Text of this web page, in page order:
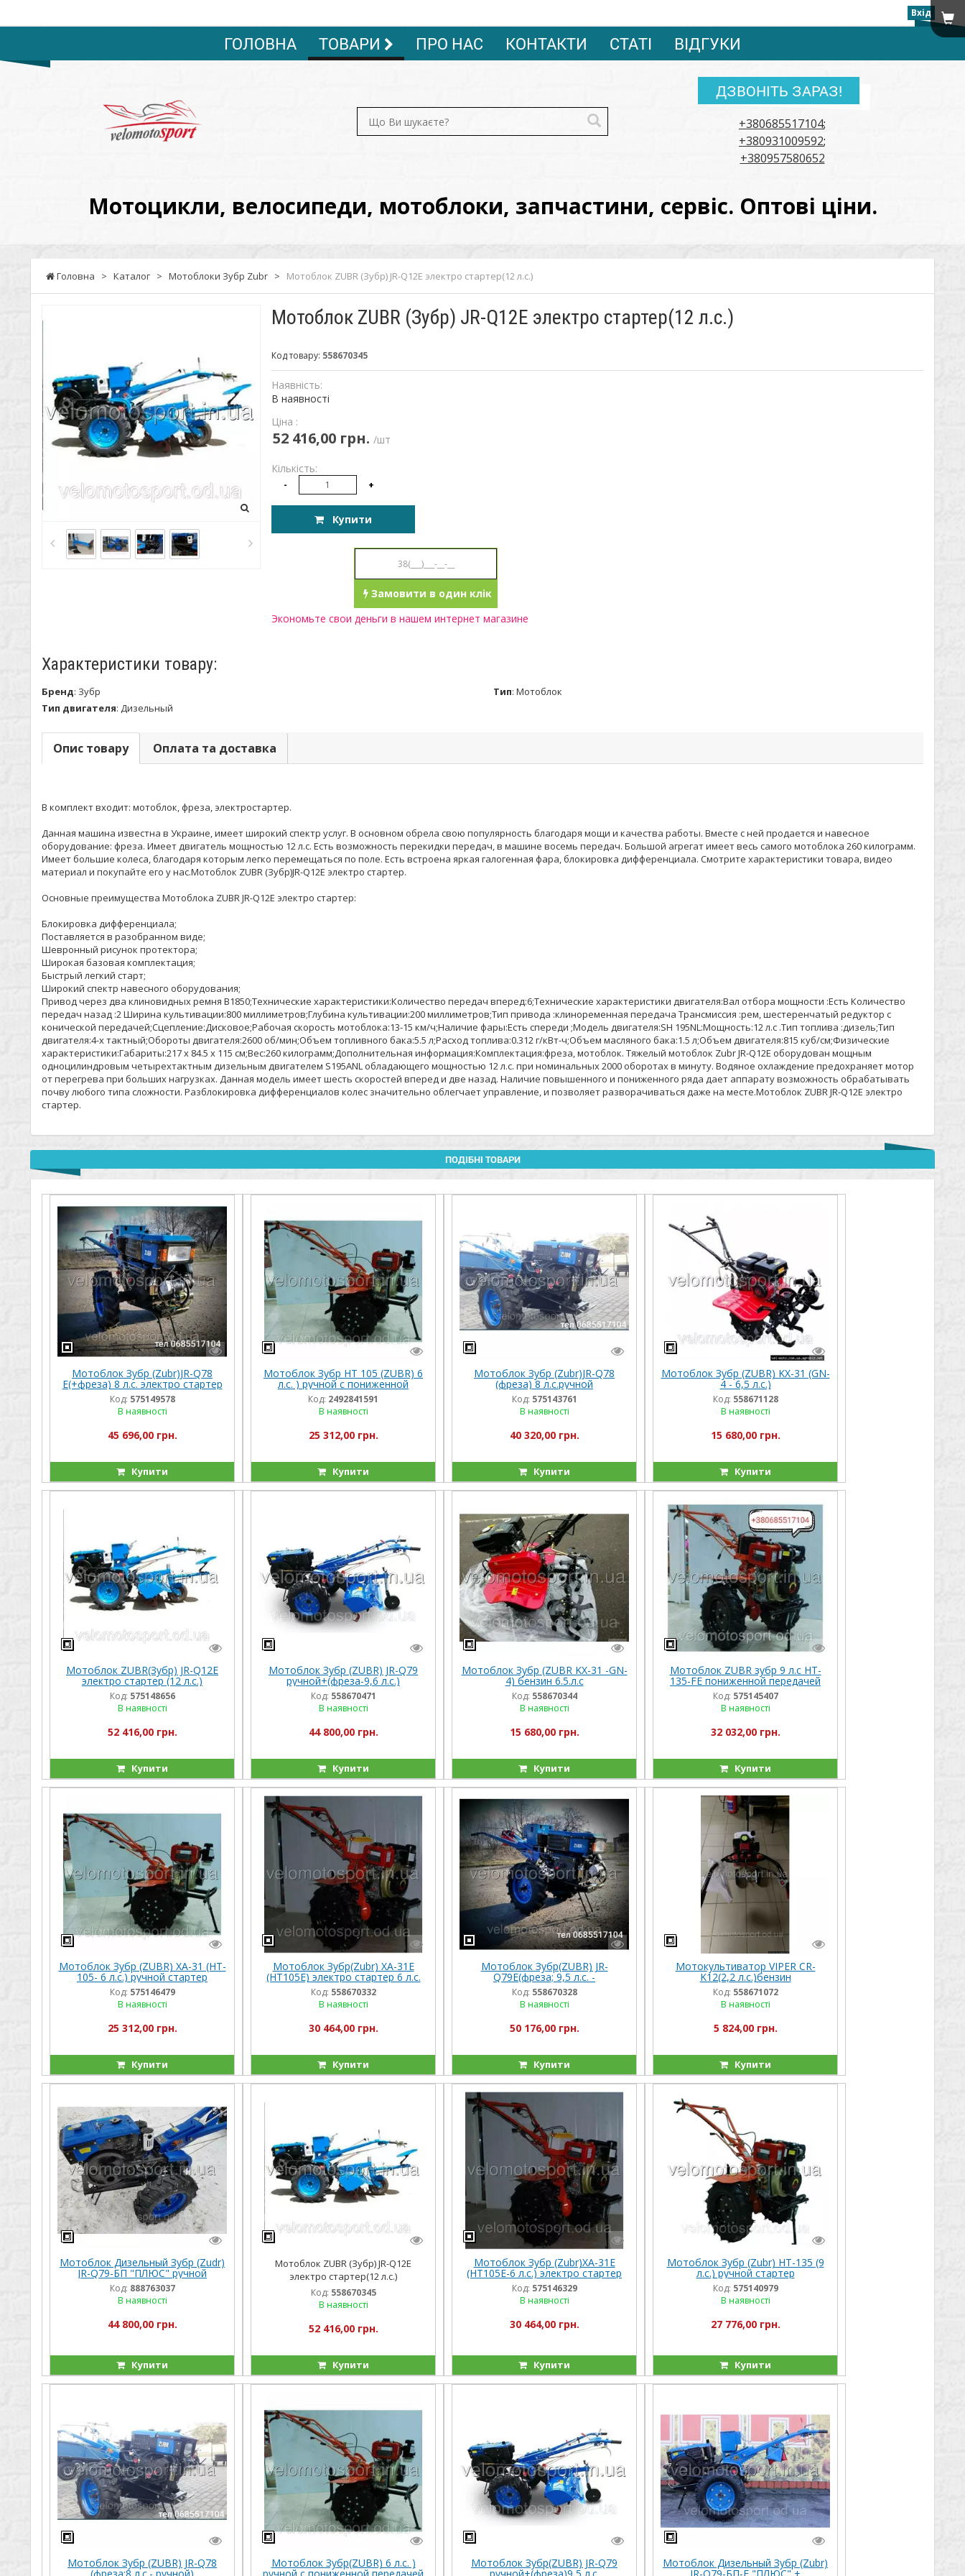
Вхід
ГОЛОВНА ТОВАРИ ПРО НАС КОНТАКТИ СТАТІ ВІДГУКИ
Мотоцикли,
запчастини,
Оптові
ціни.
ДЗВОНІТЬ ЗАРАЗ!
+380685517104;
+380931009592;
+380957580652
Мотоцикли, велосипеди, мотоблоки, запчастини, сервіс. Оптові ціни.
Головна > Каталог > Мотоблоки Зубр Zubr > Мотоблок ZUBR (Зубр) JR-Q12E электро стартер(12 л.с.)
Мотоблок ZUBR (Зубр) JR-Q12E электро стартер(12 л.с.)
Код товару: 558670345
Наявність:
В наявності
Ціна :
52 416,00 грн. /шт
Кількість:
- +
Купити
Замовити в один клік
Экономьте свои деньги в нашем интернет магазине
Характеристики товару:
Бренд: Зубр Тип: Мотоблок
Тип двигателя: Дизельный
Опис товару Оплата та доставка
В комплект входит: мотоблок, фреза, электростартер.
Данная машина известна в Украине, имеет широкий спектр услуг. В основном обрела свою популярность благодаря мощи и качества работы. Вместе с ней продается и навесное
оборудование: фреза. Имеет двигатель мощностью 12 л.с. Есть возможность перекидки передач, в машине восемь передач. Большой агрегат имеет весь самого мотоблока 260 килограмм.
Имеет большие колеса, благодаря которым легко перемещаться по поле. Есть встроена яркая галогенная фара, блокировка дифференциала. Смотрите характеристики товара, видео
материал и покупайте его у нас.Мотоблок ZUBR (Зубр)JR-Q12E электро стартер.
Основные преимущества Мотоблока ZUBR JR-Q12E электро стартер:
Блокировка дифференциала;
Поставляется в разобранном виде;
Шевронный рисунок протектора;
Широкая базовая комплектация;
Быстрый легкий старт;
Широкий спектр навесного оборудования;
Привод через два клиновидных ремня B1850;Технические характеристики:Количество передач вперед:6;Технические характеристики двигателя:Вал отбора мощности :Есть Количество
передач назад :2 Ширина культивации:800 миллиметров;Глубина культивации:200 миллиметров;Тип привода :клиноременная передача Трансмиссия :рем, шестеренчатый редуктор с
конической передачей;Сцепление:Дисковое;Рабочая скорость мотоблока:13-15 км/ч;Наличие фары:Есть спереди ;Модель двигателя:SH 195NL:Мощность:12 л.с .Тип топлива :дизель;Тип
двигателя:4-х тактный;Обороты двигателя:2600 об/мин;Объем топливного бака:5.5 л;Расход топлива:0.312 г/кВт-ч;Объем масляного бака:1.5 л;Объем двигателя:815 куб/см;Физические
характеристики:Габариты:217 х 84.5 х 115 см;Вес:260 килограмм;Дополнительная информация:Комплектация:фреза, мотоблок. Тяжелый мотоблок Zubr JR-Q12E оборудован мощным
одноцилиндровым четырехтактным дизельным двигателем S195ANL обладающего мощностью 12 л.с. при номинальных 2000 оборотах в минуту. Водяное охлаждение предохраняет мотор
от перегрева при больших нагрузках. Данная модель имеет шесть скоростей вперед и две назад. Наличие повышенного и пониженного ряда дает аппарату возможность обрабатывать
почву любого типа сложности. Разблокировка дифференциалов колес значительно облегчает управление, и позволяет разворачиваться даже на месте.Мотоблок ZUBR JR-Q12E электро
стартер.
ПОДІБНІ ТОВАРИ
Мотоблок Зубр (Zubr)JR-Q78
Е(+фреза) 8 л.с. электро стартер
Код: 575149578
В наявності
45 696,00 грн.
Купити
Мотоблок Зубр HT 105 (ZUBR) 6
л.с. ) ручной с пониженной
передачей
Код: 2492841591
В наявності
25 312,00 грн.
Купити
Мотоблок Зубр (Zubr)JR-Q78
(фреза) 8 л.с.ручной
Код: 575143761
В наявності
40 320,00 грн.
Купити
Мотоблок Зубр (ZUBR) KX-31 (GN-
4 - 6,5 л.с.)
Код: 558671128
В наявності
15 680,00 грн.
Купити
Мотоблок ZUBR(Зубр) JR-Q12E
электро стартер (12 л.с.)
Код: 575148656
В наявності
52 416,00 грн.
Купити
Мотоблок Зубр (ZUBR) JR-Q79
ручной+(фреза-9,6 л.с.)
Код: 558670471
В наявності
44 800,00 грн.
Купити
Мотоблок Зубр (ZUBR KX-31 -GN-
4) бензин 6.5.л.с
Код: 558670344
В наявності
15 680,00 грн.
Купити
Мотоблок ZUBR зубр 9 л.с HT-
135-FE пониженной передачей
3+1
Код: 575145407
В наявності
32 032,00 грн.
Купити
Мотоблок Зубр (ZUBR) XA-31 (HT-
105- 6 л.с.) ручной стартер
Код: 575146479
В наявності
25 312,00 грн.
Купити
Мотоблок Зубр(Zubr) XA-31E
(HT105E) электро стартер 6 л.с.
Код: 558670332
В наявності
30 464,00 грн.
Купити
Мотоблок Зубр(ZUBR) JR-
Q79E(фреза; 9,5 л.с. -
электростартер)
Код: 558670328
В наявності
50 176,00 грн.
Купити
Мотокультиватор VIPER CR-
K12(2,2 л.с.)бензин
Код: 558671072
В наявності
5 824,00 грн.
Купити
Мотоблок Дизельный Зубр (Zudr)
JR-Q79-БП "ПЛЮС" ручной
стартер(10 л.с.)
Код: 888763037
В наявності
44 800,00 грн.
Купити
Мотоблок ZUBR (Зубр) JR-Q12E
электро стартер(12 л.с.)
Код: 558670345
В наявності
52 416,00 грн.
Купити
Мотоблок Зубр (Zubr)XA-31E
(HT105E-6 л.с.) электро стартер
Код: 575146329
В наявності
30 464,00 грн.
Купити
Мотоблок Зубр (Zubr) HT-135 (9
л.с.) ручной стартер
Код: 575140979
В наявності
27 776,00 грн.
Купити
Мотоблок Зубр (ZUBR) JR-Q78 Мотоблок Зубр(ZUBR) 6 л.с. ) Мотоблок Зубр(ZUBR) JR-Q79 Мотоблок Дизельный Зубр (Zubr)